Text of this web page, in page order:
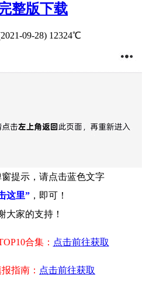
整版下载
09-28) 12324℃
提示，请点击蓝色文字
这里” ，即可！
大家的支持！
合集： 点击前往获取
指南： 点击前往获取